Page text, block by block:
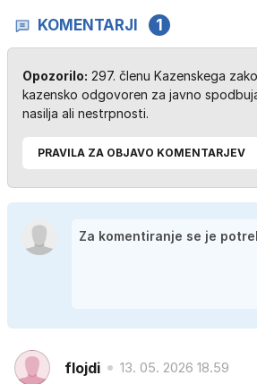
KOMENTARJI 1
Opozorilo: 297. členu Kazenskega
kazensko odgovoren za javno
nasilja ali nestrpnosti.
PRAVILA ZA OBJAVO KOMENTARJEV
flojdi 13. 05. 2026 18.59